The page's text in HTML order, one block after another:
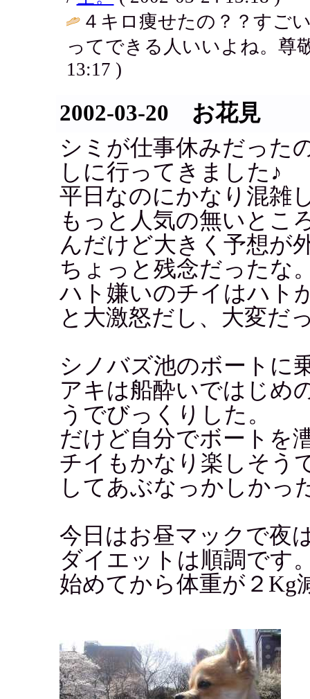
４キロ痩せたの？？すご
ってできる人いいよね。尊
13:17 )
2002-03-20 お花見
シミが仕事休みだった
しに行ってきました♪
平日なのにかなり混雑
もっと人気の無いとこ
んだけど大きく予想が
ちょっと残念だったな
ハト嫌いのチイはハト
と大激怒だし、大変だ
シノバズ池のボートに
アキは船酔いではじめ
うでびっくりした。
だけど自分でボートを
チイもかなり楽しそう
してあぶなっかしかっ
今日はお昼マックで夜
ダイエットは順調です
始めてから体重が２Kg